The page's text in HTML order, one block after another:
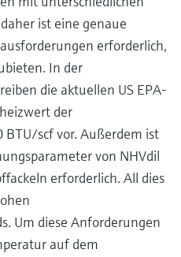
ist eine genaue
erforderlich,
In der
die aktuellen US EPA-
der
scf vor. Außerdem ist
von NHVdil
erforderlich. All dies
Um diese Anforderungen
auf dem